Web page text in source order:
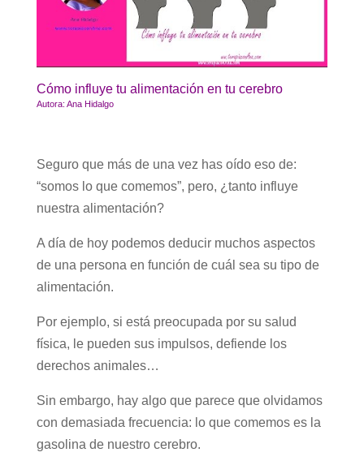
Cómo influye tu alimentación en tu cerebro
Autora: Ana Hidalgo
Seguro que más de una vez has oído eso de:
“somos lo que comemos”, pero, ¿tanto influye
nuestra alimentación?
A día de hoy podemos deducir muchos aspectos
de una persona en función de cuál sea su tipo de
alimentación.
Por ejemplo, si está preocupada por su salud
física, le pueden sus impulsos, defiende los
derechos animales…
Sin embargo, hay algo que parece que olvidamos
con demasiada frecuencia: lo que comemos es la
gasolina de nuestro cerebro.